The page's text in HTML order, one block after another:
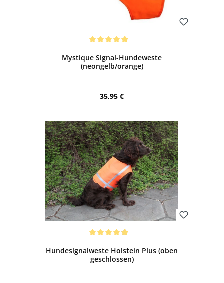
Mystique Signal-Hundeweste
(neongelb/orange)
Regulärer Preis:
35,95 €
Hundesignalweste Holstein Plus (oben
geschlossen)